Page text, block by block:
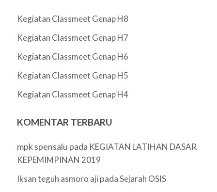
Kegiatan Classmeet Genap H8
Kegiatan Classmeet Genap H7
Kegiatan Classmeet Genap H6
Kegiatan Classmeet Genap H5
Kegiatan Classmeet Genap H4
KOMENTAR TERBARU
mpk spensalu pada KEGIATAN LATIHAN DASAR
KEPEMIMPINAN 2019
Iksan teguh asmoro aji padaSejarah OSIS